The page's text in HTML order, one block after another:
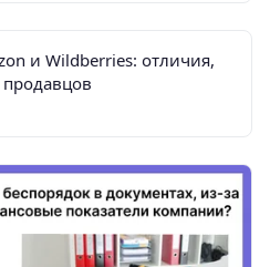
и Wildberries: отличия,